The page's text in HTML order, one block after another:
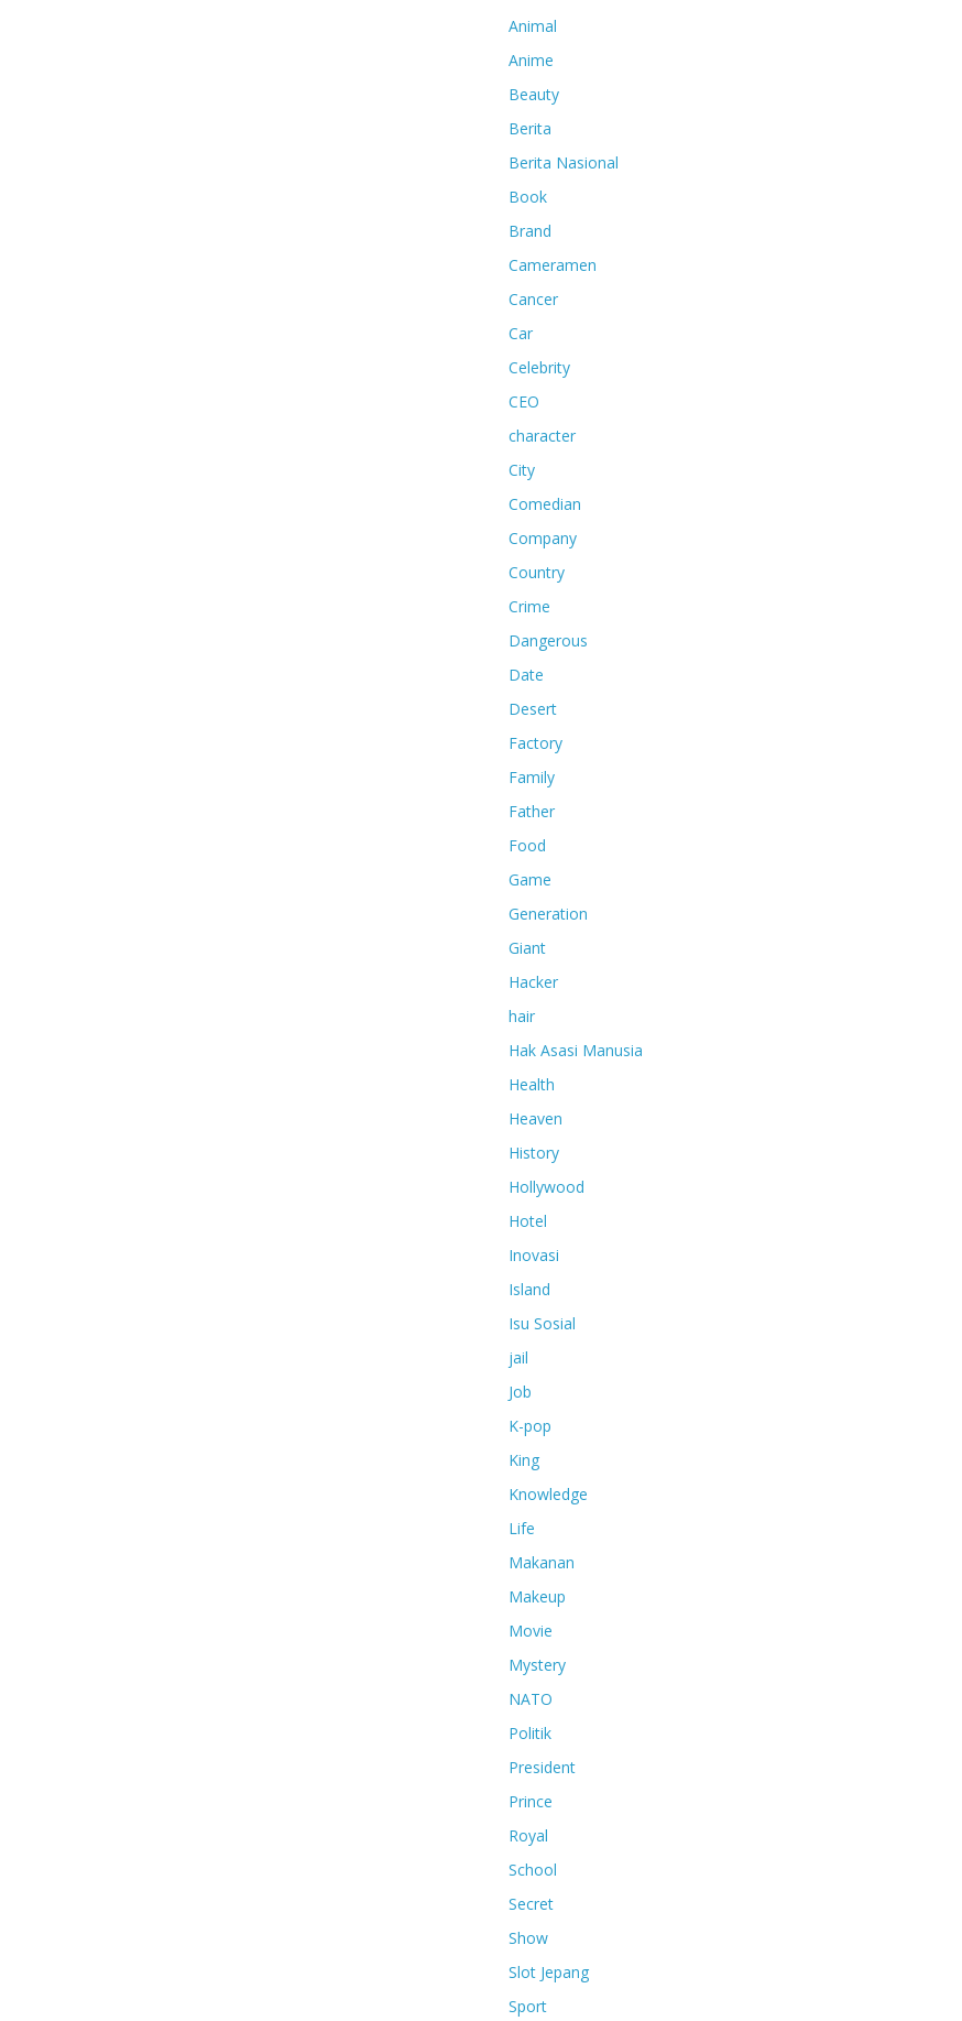
Animal
Anime
Beauty
Berita
Berita Nasional
Book
Brand
Cameramen
Cancer
Car
Celebrity
CEO
character
City
Comedian
Company
Country
Crime
Dangerous
Date
Desert
Factory
Family
Father
Food
Game
Generation
Giant
Hacker
hair
Hak Asasi Manusia
Health
Heaven
History
Hollywood
Hotel
Inovasi
Island
Isu Sosial
jail
Job
K-pop
King
Knowledge
Life
Makanan
Makeup
Movie
Mystery
NATO
Politik
President
Prince
Royal
School
Secret
Show
Slot Jepang
Sport